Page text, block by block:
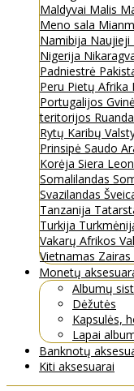
Maldyvai Malis
Meno sala
Namibija Naujieji
Nigerija
Padniestrė
Peru Pietų Afrika
Portugalijos
teritorijos Ruanda
Rytų Karibų
Prinsipė Saudo
Korėja Siera
Somalilandas
Svazilandas
Tanzanija
Turkija
Vakarų Afrikos
Vietnamas Zairas
Monetų
Albumų
Dėžutės
Kapsulės,
Lapai
Banknotų
Kiti aksesuarai